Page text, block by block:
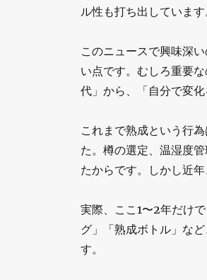
ル性も打ち出しています
このニュースで興味深
い点です。むしろ重要
代」から、「自分で変
これまで熟成という行
た。樽の選定、温湿度
たからです。しかし近
実際、ここ1〜2年だけ
グ」「熟成ボトル」な
す。